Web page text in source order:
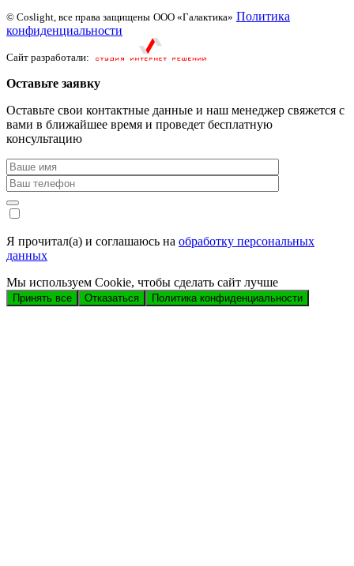
© Coslight, все права защищены ООО «Галактика» Политика
конфиденциальности
Сайт разработали:
Оставьте заявку
Оставьте свои контактные данные и наш менеджер свяжется с
вами в ближайшее время и проведет бесплатную
консультацию
Я прочитал(а) и соглашаюсь на обработку персональных
данных
Мы используем Cookie, чтобы сделать сайт лучше
Принять все Отказаться Политика конфиденциальности